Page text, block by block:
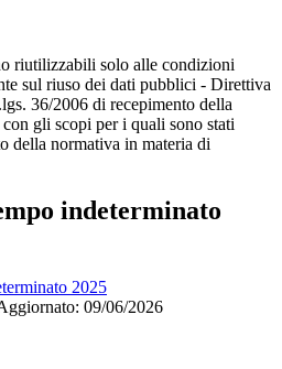
riutilizzabili solo alle condizioni
sul riuso dei dati pubblici - Direttiva
36/2006 di recepimento della
gli scopi per i quali sono stati
della normativa in materia di
indeterminato
2025
09/06/2026